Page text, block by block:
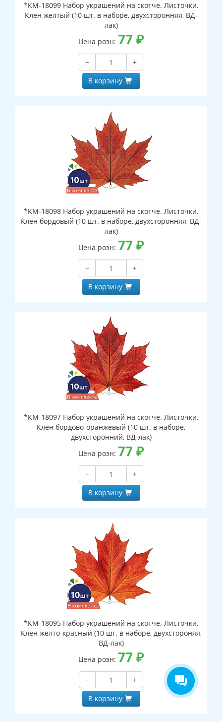
*КМ-18099 Набор украшений на скотче. Листочки.
Клен желтый (10 шт. в наборе, двухсторонняя, ВД-
лак)
Цена розн: 77 ₽
−
+
В корзину
*КМ-18098 Набор украшений на скотче. Листочки.
Клен бордовый (10 шт. в наборе, двухсторонняя, ВД-
лак)
Цена розн: 77 ₽
−
+
В корзину
*КМ-18097 Набор украшений на скотче. Листочки.
Клен бордово-оранжевый (10 шт. в наборе,
двухсторонний, ВД-лак)
Цена розн: 77 ₽
−
+
В корзину
*КМ-18095 Набор украшений на скотче. Листочки.
Клен желто-красный (10 шт. в наборе, двухстороняя,
ВД-лак)
Цена розн: 77 ₽
−
+
В корзину